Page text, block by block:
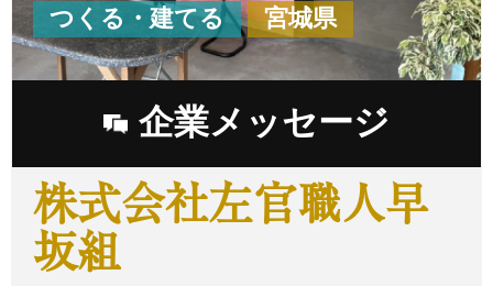
企業メッセージ
つくる・建てる 宮城県
株式会社左官職人早
坂組